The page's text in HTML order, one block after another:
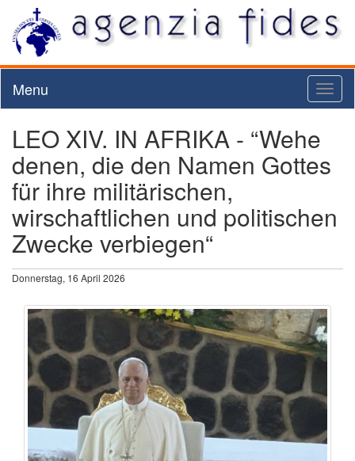
Menu
LEO XIV. IN AFRIKA - “Wehe
denen, die den Namen Gottes
für ihre militärischen,
wirschaftlichen und politischen
Zwecke verbiegen“
Donnerstag, 16 April 2026